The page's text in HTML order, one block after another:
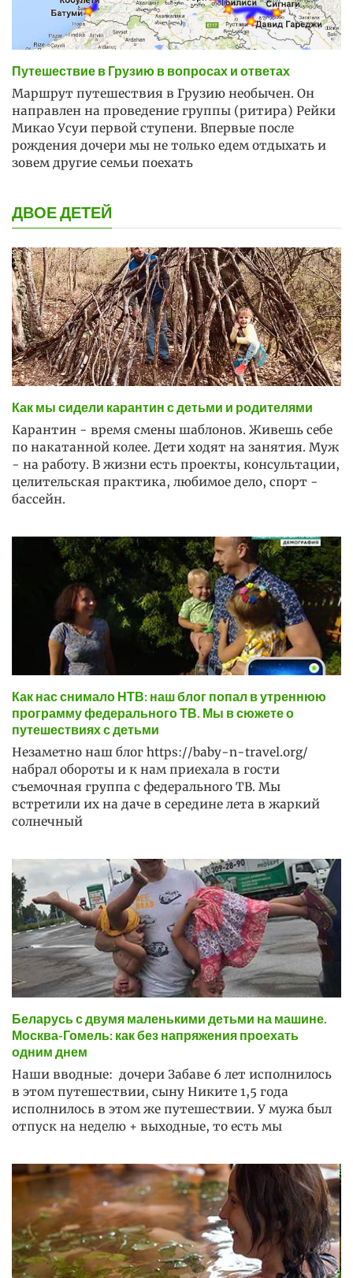
Путешествие в Грузию в вопросах и ответах
Маршрут путешествия в Грузию необычен. Он
направлен на проведение группы (ритира) Рейки
Микао Усуи первой ступени. Впервые после
рождения дочери мы не только едем отдыхать и
зовем другие семьи поехать
ДВОЕ ДЕТЕЙ
Как мы сидели карантин с детьми и родителями
Карантин - время смены шаблонов. Живешь себе
по накатанной колее. Дети ходят на занятия. Муж
- на работу. В жизни есть проекты, консультации,
целительская практика, любимое дело, спорт -
бассейн.
Как нас снимало НТВ: наш блог попал в утреннюю
программу федерального ТВ. Мы в сюжете о
путешествиях с детьми
Незаметно наш блог https://baby-n-travel.org/
набрал обороты и к нам приехала в гости
съемочная группа с федерального ТВ. Мы
встретили их на даче в середине лета в жаркий
солнечный
Беларусь с двумя маленькими детьми на машине.
Москва-Гомель: как без напряжения проехать
одним днем
Наши вводные: дочери Забаве 6 лет исполнилось
в этом путешествии, сыну Никите 1,5 года
исполнилось в этом же путешествии. У мужа был
отпуск на неделю + выходные, то есть мы